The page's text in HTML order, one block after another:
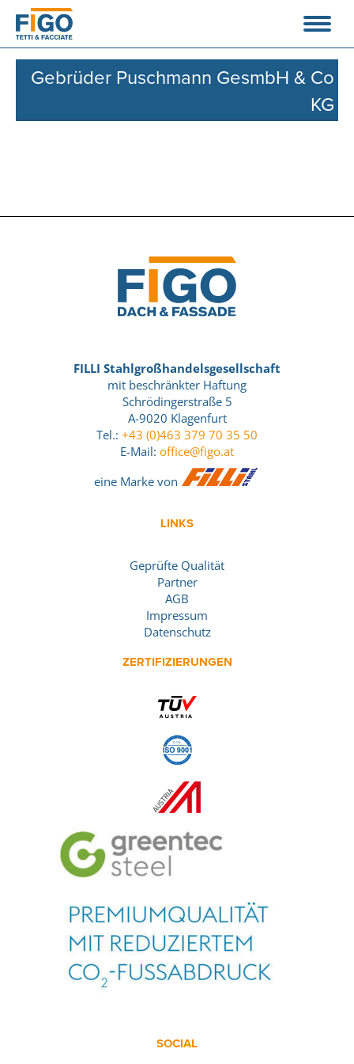
Gebrüder Puschmann GesmbH & Co
KG
FILLI Stahlgroßhandelsgesellschaft
mit beschränkter Haftung
Schrödingerstraße 5
A-9020 Klagenfurt
Tel.: +43 (0)463 379 70 35 50
E-Mail: office@figo.at
eine Marke von
LINKS
Geprüfte Qualität
Partner
AGB
Impressum
Datenschutz
ZERTIFIZIERUNGEN
SOCIAL